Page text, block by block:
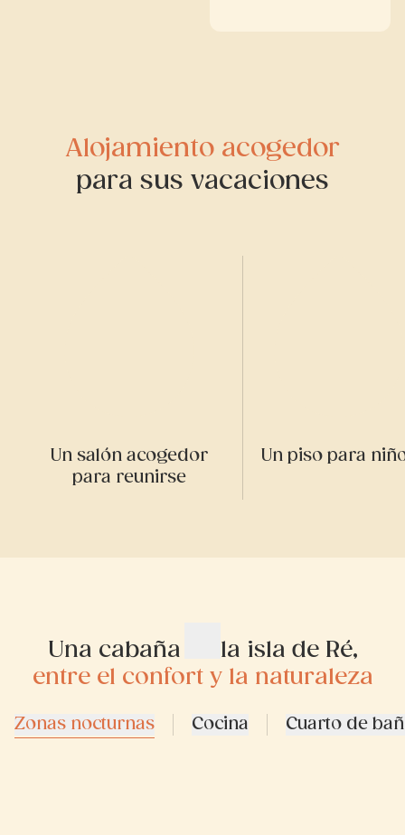
Alojamiento acogedor
para sus vacaciones
Un salón acogedor
para reunirse
Un piso para
Una cabaña en la isla de Ré,
entre el confort y la naturaleza
Zonas nocturnas Cocina Cuarto de